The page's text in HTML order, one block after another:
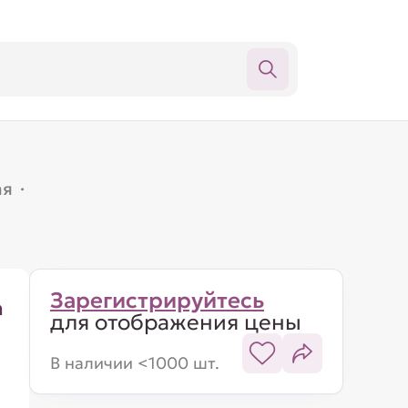
·
Зарегистрируйтесь
для отображения цены
В наличии <1000 шт.